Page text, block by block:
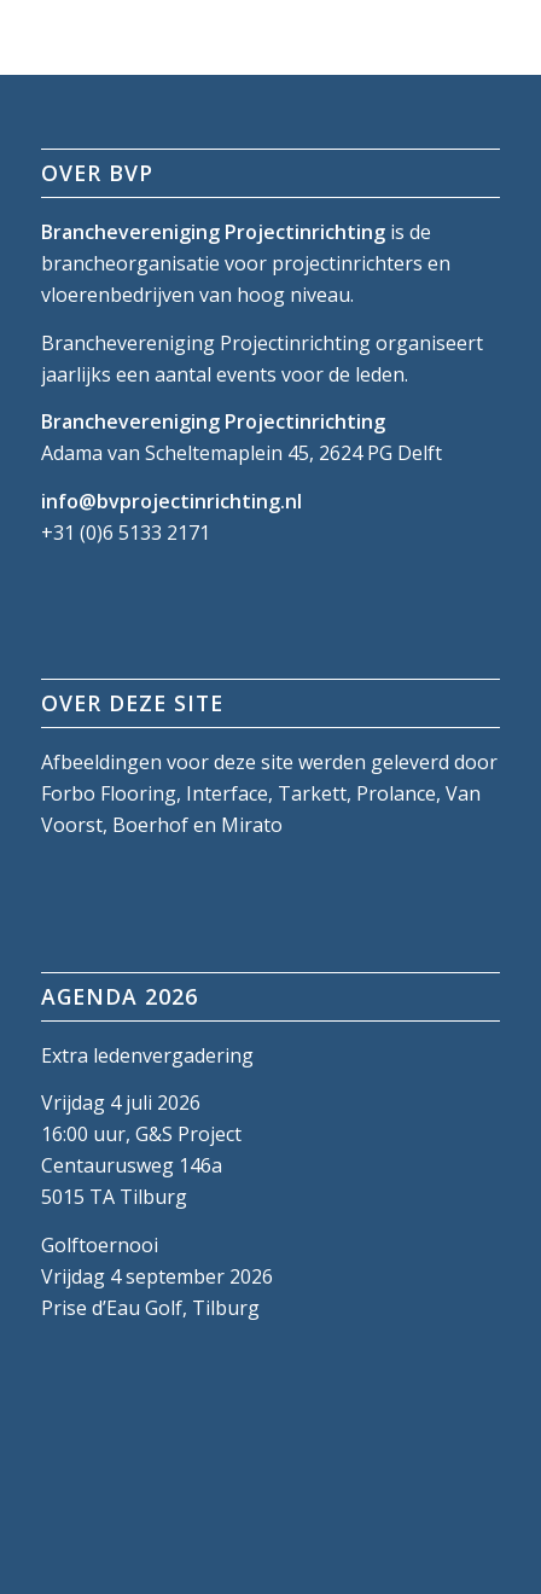
OVER BVP
Branchevereniging Projectinrichtingis de
brancheorganisatie voor projectinrichters en
vloerenbedrijven van hoog niveau.
Branchevereniging Projectinrichting organiseert
jaarlijks een aantal events voor de leden.
Branchevereniging Projectinrichting
Adama van Scheltemaplein 45, 2624 PG Delft
info@bvprojectinrichting.nl
+31 (0)6 5133 2171
OVER DEZE SITE
Afbeeldingen voor deze site werden geleverd door
Forbo Flooring, Interface, Tarkett, Prolance, Van
Voorst, Boerhof en Mirato
AGENDA 2026
Extra ledenvergadering
Vrijdag 4 juli 2026
16:00 uur, G&S Project
Centaurusweg 146a
5015 TA Tilburg
Golftoernooi
Vrijdag 4 september 2026
Prise d’Eau Golf, Tilburg